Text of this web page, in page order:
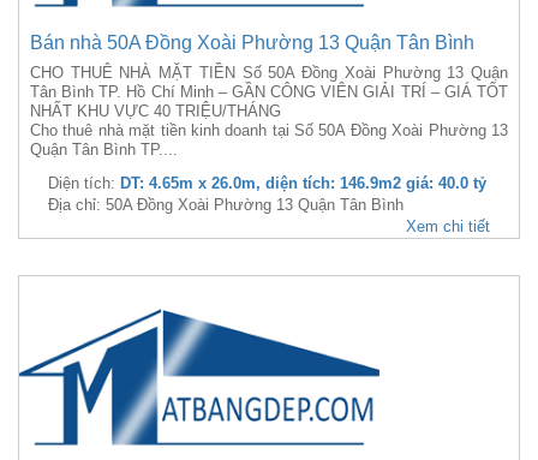
Bán nhà 50A Đồng Xoài Phường 13 Quận Tân Bình
CHO THUÊ NHÀ MẶT TIỀN Số 50A Đồng Xoài Phường 13 Quận
Tân Bình TP. Hồ Chí Minh – GẦN CÔNG VIÊN GIẢI TRÍ – GIÁ TỐT
NHẤT KHU VỰC 40 TRIỆU/THÁNG
Cho thuê nhà mặt tiền kinh doanh tại Số 50A Đồng Xoài Phường 13
Quận Tân Bình TP....
Diện tích: DT: 4.65m x 26.0m, diện tích: 146.9m2 giá: 40.0 tỷ
Địa chỉ: 50A Đồng Xoài Phường 13 Quận Tân Bình
Xem chi tiết